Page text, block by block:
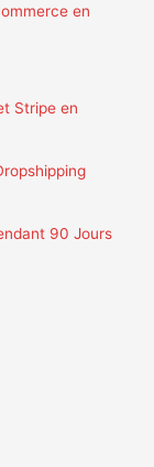
en
Stripe en
90 Jours